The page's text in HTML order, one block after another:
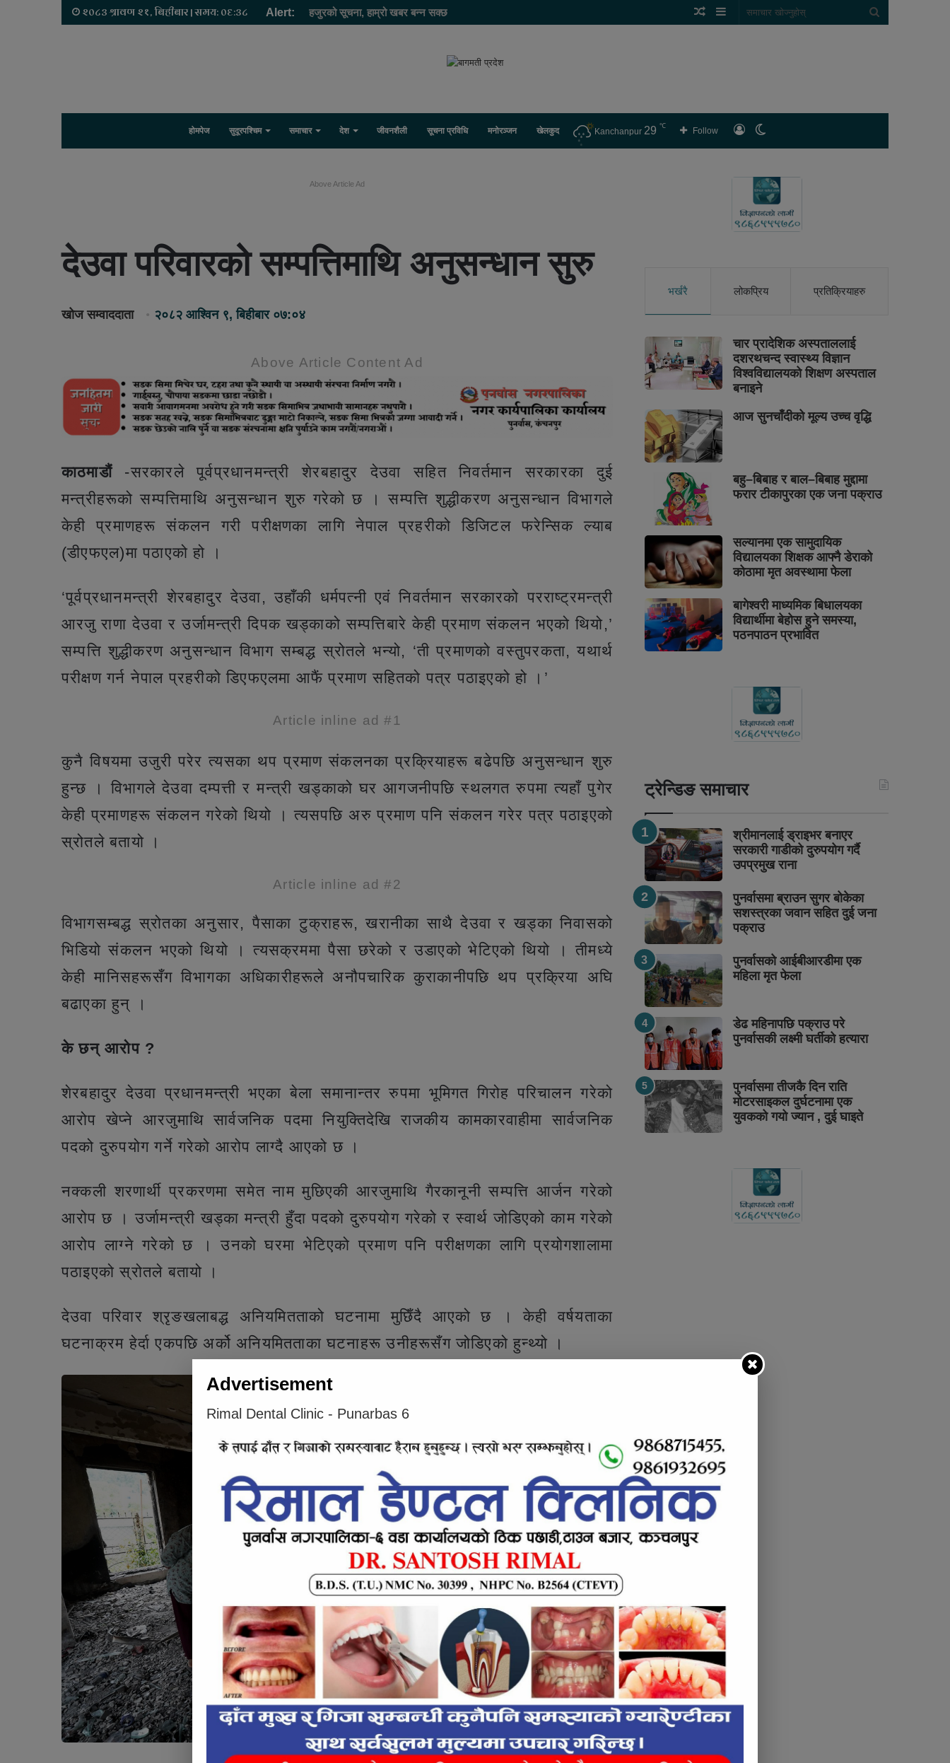
२०८३ श्रावण २१, बिहीबार | समय: ०६:३८ Alert: हजुरको सूचना, हाम्रो खबर बन्न सक्छ Sidebar
Random
होमपेज सुदूरपश्चिम समाचार देश जीवनशैली सूचना प्रविधि मनोरञ्जन खेलकुद लगइन
Follow
Kanchanpur 29 ℃
Above Article Ad
देउवा परिवारको सम्पत्तिमाथि अनुसन्धान सुरु
खोज सम्वाददाता २०८२ आश्विन ९, बिहीबार ०७:०४
Above Article Content Ad
काठमाडौं-सरकारले पूर्वप्रधानमन्त्री शेरबहादुर देउवा सहित निवर्तमान सरकारका दुई
मन्त्रीहरूको सम्पत्तिमाथि अनुसन्धान शुरु गरेको छ । सम्पत्ति शुद्धीकरण अनुसन्धान विभागले
केही प्रमाणहरू संकलन गरी परीक्षणका लागि नेपाल प्रहरीको डिजिटल फरेन्सिक ल्याब
(डीएफएल)मा पठाएको हो ।
‘पूर्वप्रधानमन्त्री शेरबहादुर देउवा, उहाँकी धर्मपत्नी एवं निवर्तमान सरकारको परराष्ट्रमन्त्री
आरजु राणा देउवा र उर्जामन्त्री दिपक खड्काको सम्पत्तिबारे केही प्रमाण संकलन भएको थियो,’
सम्पत्ति शुद्धीकरण अनुसन्धान विभाग सम्बद्ध स्रोतले भन्यो, ‘ती प्रमाणको वस्तुपरकता, यथार्थ
परीक्षण गर्न नेपाल प्रहरीको डिएफएलमा आफैं प्रमाण सहितको पत्र पठाइएको हो ।’
Article inline ad #1
कुनै विषयमा उजुरी परेर त्यसका थप प्रमाण संकलनका प्रक्रियाहरू बढेपछि अनुसन्धान शुरु
हुन्छ । विभागले देउवा दम्पत्ती र मन्त्री खड्काको घर आगजनीपछि स्थलगत रुपमा त्यहाँ पुगेर
केही प्रमाणहरू संकलन गरेको थियो । त्यसपछि अरु प्रमाण पनि संकलन गरेर पत्र पठाइएको
स्रोतले बतायो ।
Article inline ad #2
विभागसम्बद्ध स्रोतका अनुसार, पैसाका टुक्राहरू, खरानीका साथै देउवा र खड्का निवासको
भिडियो संकलन भएको थियो । त्यसक्रममा पैसा छरेको र उडाएको भेटिएको थियो । तीमध्ये
केही मानिसहरूसँग विभागका अधिकारीहरूले अनौपचारिक कुराकानीपछि थप प्रक्रिया अघि
बढाएका हुन् ।
के छन् आरोप ?
शेरबहादुर देउवा प्रधानमन्त्री भएका बेला समानान्तर रुपमा भूमिगत गिरोह परिचालन गरेको
आरोप खेप्ने आरजुमाथि सार्वजनिक पदमा नियुक्तिदेखि राजकीय कामकारवाहीमा सार्वजनिक
पदको दुरुपयोग गर्ने गरेको आरोप लाग्दै आएको छ ।
नक्कली शरणार्थी प्रकरणमा समेत नाम मुछिएकी आरजुमाथि गैरकानूनी सम्पत्ति आर्जन गरेको
आरोप छ । उर्जामन्त्री खड्का मन्त्री हुँदा पदको दुरुपयोग गरेको र स्वार्थ जोडिएको काम गरेको
आरोप लाग्ने गरेको छ । उनको घरमा भेटिएको प्रमाण पनि परीक्षणका लागि प्रयोगशालामा
पठाइएको स्रोतले बतायो ।
देउवा परिवार श्रृङखलाबद्ध अनियमितताको घटनामा मुछिँदै आएको छ । केही वर्षयताका
घटनाक्रम हेर्दा एकपछि अर्को अनियमितताका घटनाहरू उनीहरूसँग जोडिएको हुन्थ्यो ।
जेनजी प्रदर्शनपछि खण्डहर बनेको शेरबहादुर देउवाको निवास ।
भर्खरै लोकप्रिय प्रतिक्रियाहरु
चार प्रादेशिक अस्पताललाई
दशरथचन्द स्वास्थ्य विज्ञान
विश्वविद्यालयको शिक्षण अस्पताल
बनाइने
आज सुनचाँदीको मूल्य उच्च वृद्धि
बहु–बिबाह र बाल–बिबाह मुद्दामा
फरार टीकापुरका एक जना पक्राउ
सल्यानमा एक सामुदायिक
विद्यालयका शिक्षक आफ्नै डेराको
कोठामा मृत अवस्थामा फेला
बागेश्वरी माध्यमिक बिधालयका
विद्यार्थीमा बेहोस हुने समस्या,
पठनपाठन प्रभावित
ट्रेन्डिङ समाचार
श्रीमानलाई ड्राइभर बनाएर
सरकारी गाडीको दुरुपयोग गर्दै
उपप्रमुख राना
पुनर्वासमा ब्राउन सुगर बोकेका
सशस्त्रका जवान सहित दुई जना
पक्राउ
पुनर्वासको आईबीआरडीमा एक
महिला मृत फेला
डेढ महिनापछि पक्राउ परे
पुनर्वासकी लक्ष्मी घर्तीको हत्यारा
पुनर्वासमा तीजकै दिन राति
मोटरसाइकल दुर्घटनामा एक
युवकको गयो ज्यान , दुई घाइते
Advertisement
Rimal Dental Clinic - Punarbas 6